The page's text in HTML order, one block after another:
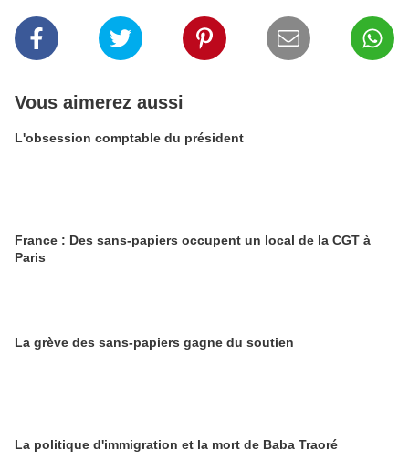
Vous aimerez aussi
L'obsession comptable du président
France : Des sans-papiers occupent un local de la CGT à
Paris
La grève des sans-papiers gagne du soutien
La politique d'immigration et la mort de Baba Traoré